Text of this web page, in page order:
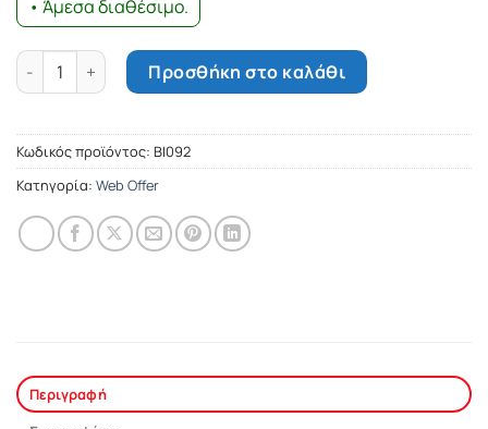
• Άμεσα διαθέσιμο.
Πάνος Γαβαλάς - Μια φωνή όλο φως ποσότητα
Προσθήκη στο καλάθι
Κωδικός προϊόντος: ΒΙ092
Κατηγορία: Web Offer
Περιγραφή